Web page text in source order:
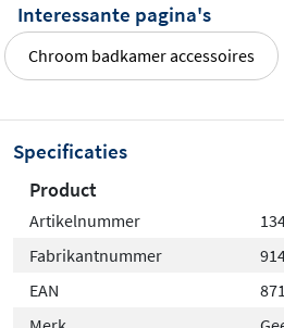
blijft mooi en gaat jarenlang mee,
gebruik. De combinatie van
tot een uitstekende keuze voor
Interessante pagina's
Chroom badkamer accessoires
Specificaties
Product
Artikelnummer
Fabrikantnummer
EAN